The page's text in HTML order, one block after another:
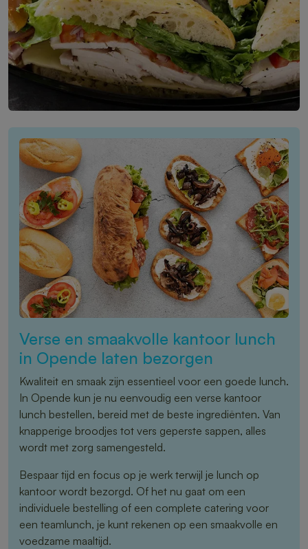
Verse en smaakvolle kantoor lunch
in Opende laten bezorgen
Kwaliteit en smaak zijn essentieel voor een goede lunch.
In Opende kun je nu eenvoudig een verse kantoor
lunch bestellen, bereid met de beste ingrediënten. Van
knapperige broodjes tot vers geperste sappen, alles
wordt met zorg samengesteld.
Bespaar tijd en focus op je werk terwijl je lunch op
kantoor wordt bezorgd. Of het nu gaat om een
individuele bestelling of een complete catering voor
een teamlunch, je kunt rekenen op een smaakvolle en
voedzame maaltijd.